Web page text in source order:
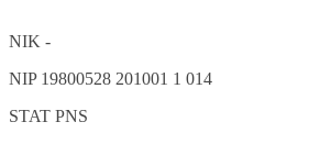
NIK -
NIP 19800528 201001 1 014
STAT PNS